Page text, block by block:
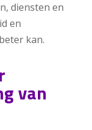
diensten en
en
kan.
van